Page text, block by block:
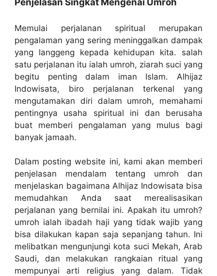
Memulai perjalanan spiritual merupakan
pengalaman yang sering meninggalkan dampak
yang langgeng kepada kehidupan kita. salah
satu perjalanan itu ialah umroh, ziarah suci yang
begitu penting dalam iman Islam. Alhijaz
Indowisata, biro perjalanan terkenal yang
mengutamakan diri dalam umroh, memahami
pentingnya usaha spiritual ini dan berusaha
buat memberi pengalaman yang mulus bagi
banyak jamaah.
Dalam posting website ini, kami akan memberi
penjelasan mendalam tentang umroh dan
menjelaskan bagaimana Alhijaz Indowisata bisa
memudahkan Anda saat merealisasikan
perjalanan yang bernilai ini. Apakah itu umroh?
umroh ialah ibadah haji yang tidak wajib yang
bisa dilakukan kapan saja sepanjang tahun. Ini
melibatkan mengunjungi kota suci Mekah, Arab
Saudi, dan melakukan rangkaian ritual yang
mempunyai arti religius yang dalam. Tidak